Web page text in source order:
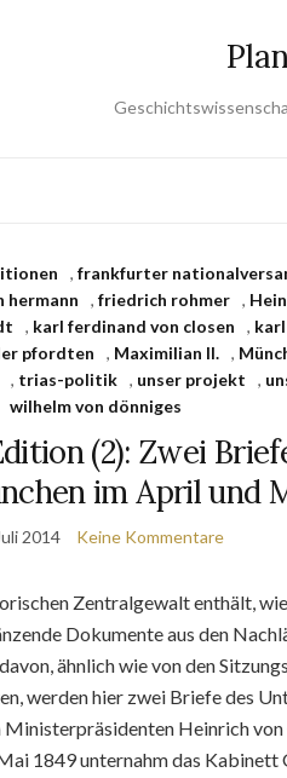
,frankfurter
hermann
,friedrich rohmer ,
, karl ferdinand von closen ,
pfordten , Maximilian II. ,
, trias-politik , unser projekt ,
wilhelm von dönniges
(2): Zwei
im April und
2014 Keine Kommentare
Zentralgewalt enthält,
Dokumente aus den
ähnlich wie von den
werden hier zwei Briefe des
Heinrich
1849 unternahm das Kabinett